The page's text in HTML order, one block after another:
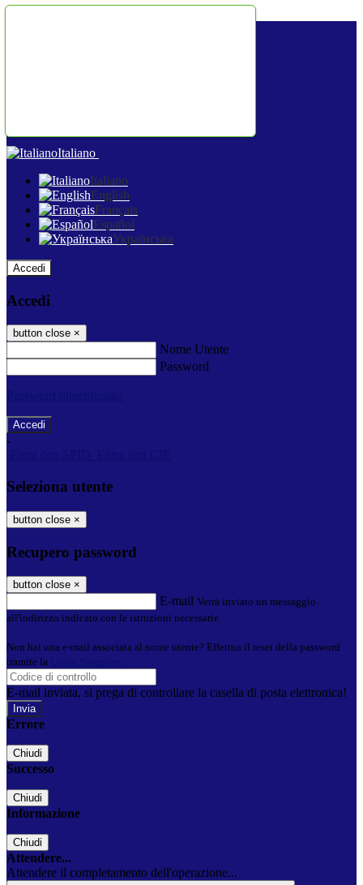
Italiano
Italiano
English
Français
Español
Українська
Accedi
Accedi
button close ×
Nome Utente
Password
-
Seleziona utente
button close ×
Recupero password
button close ×
E-mail Verrà inviato un messaggio
all'indirizzo indicato con le istruzioni necessarie.
Non hai una e-mail associata al nome utente? Effettua il reset della password
tramite la
E-mail inviata, si prega di controllare la casella di posta elettronica!
Errore
Chiudi
Successo
Chiudi
Informazione
Chiudi
Attendere...
Attendere il completamento dell'operazione...